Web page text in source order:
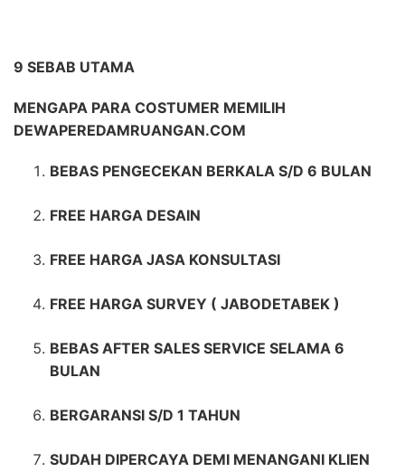
9 SEBAB UTAMA
MENGAPA PARA COSTUMER MEMILIH
DEWAPEREDAMRUANGAN.COM
BEBAS PENGECEKAN BERKALA S/D 6 BULAN
FREE HARGA DESAIN
FREE HARGA JASA KONSULTASI
FREE HARGA SURVEY ( JABODETABEK )
BEBAS AFTER SALES SERVICE SELAMA 6
BULAN
BERGARANSI S/D 1 TAHUN
SUDAH DIPERCAYA DEMI MENANGANI KLIEN